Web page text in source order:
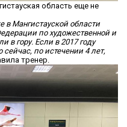
область еще не
в Мангистауской области
по художественной и
в гору. Если в 2017 году
сейчас, по истечении 4 лет,
тренер.